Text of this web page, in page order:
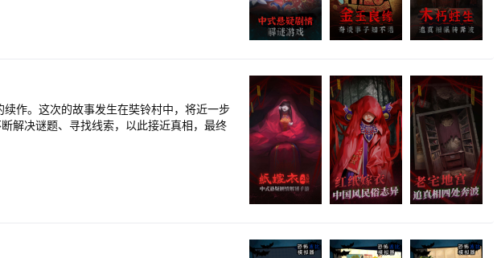
作。这次的故事发生在奘铃村中，将近一步
解决谜题、寻找线索，以此接近真相，最终